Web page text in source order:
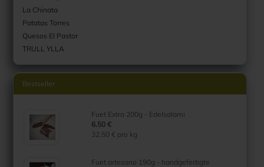
La Chinata
Patatas Torres
Quesos El Pastor
TRULL YLLA
Bestseller
Fuet Extra 200g - Edelsalami
6.50 €
32.50 € pro kg
Fuet artesano 190g - handgefertigte